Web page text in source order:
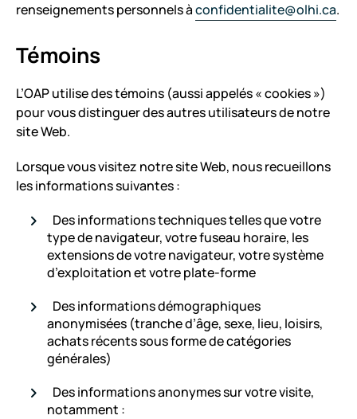
renseignements personnels àconfidentialite@olhi.ca.
Témoins
L’OAP utilise des témoins (aussi appelés « cookies »)
pour vous distinguer des autres utilisateurs de notre
site Web.
Lorsque vous visitez notre site Web, nous recueillons
les informations suivantes :
Des informations techniques telles que votre
type de navigateur, votre fuseau horaire, les
extensions de votre navigateur, votre système
d’exploitation et votre plate-forme
Des informations démographiques
anonymisées (tranche d’âge, sexe, lieu, loisirs,
achats récents sous forme de catégories
générales)
Des informations anonymes sur votre visite,
notamment :